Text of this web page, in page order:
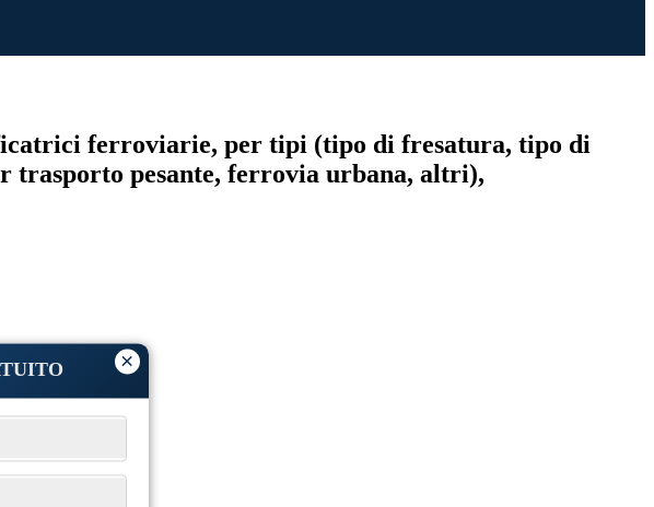
ferroviarie, per tipi (tipo di fresatura, tipo di
trasporto pesante, ferrovia urbana, altri),
×